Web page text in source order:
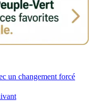
un changement forcé